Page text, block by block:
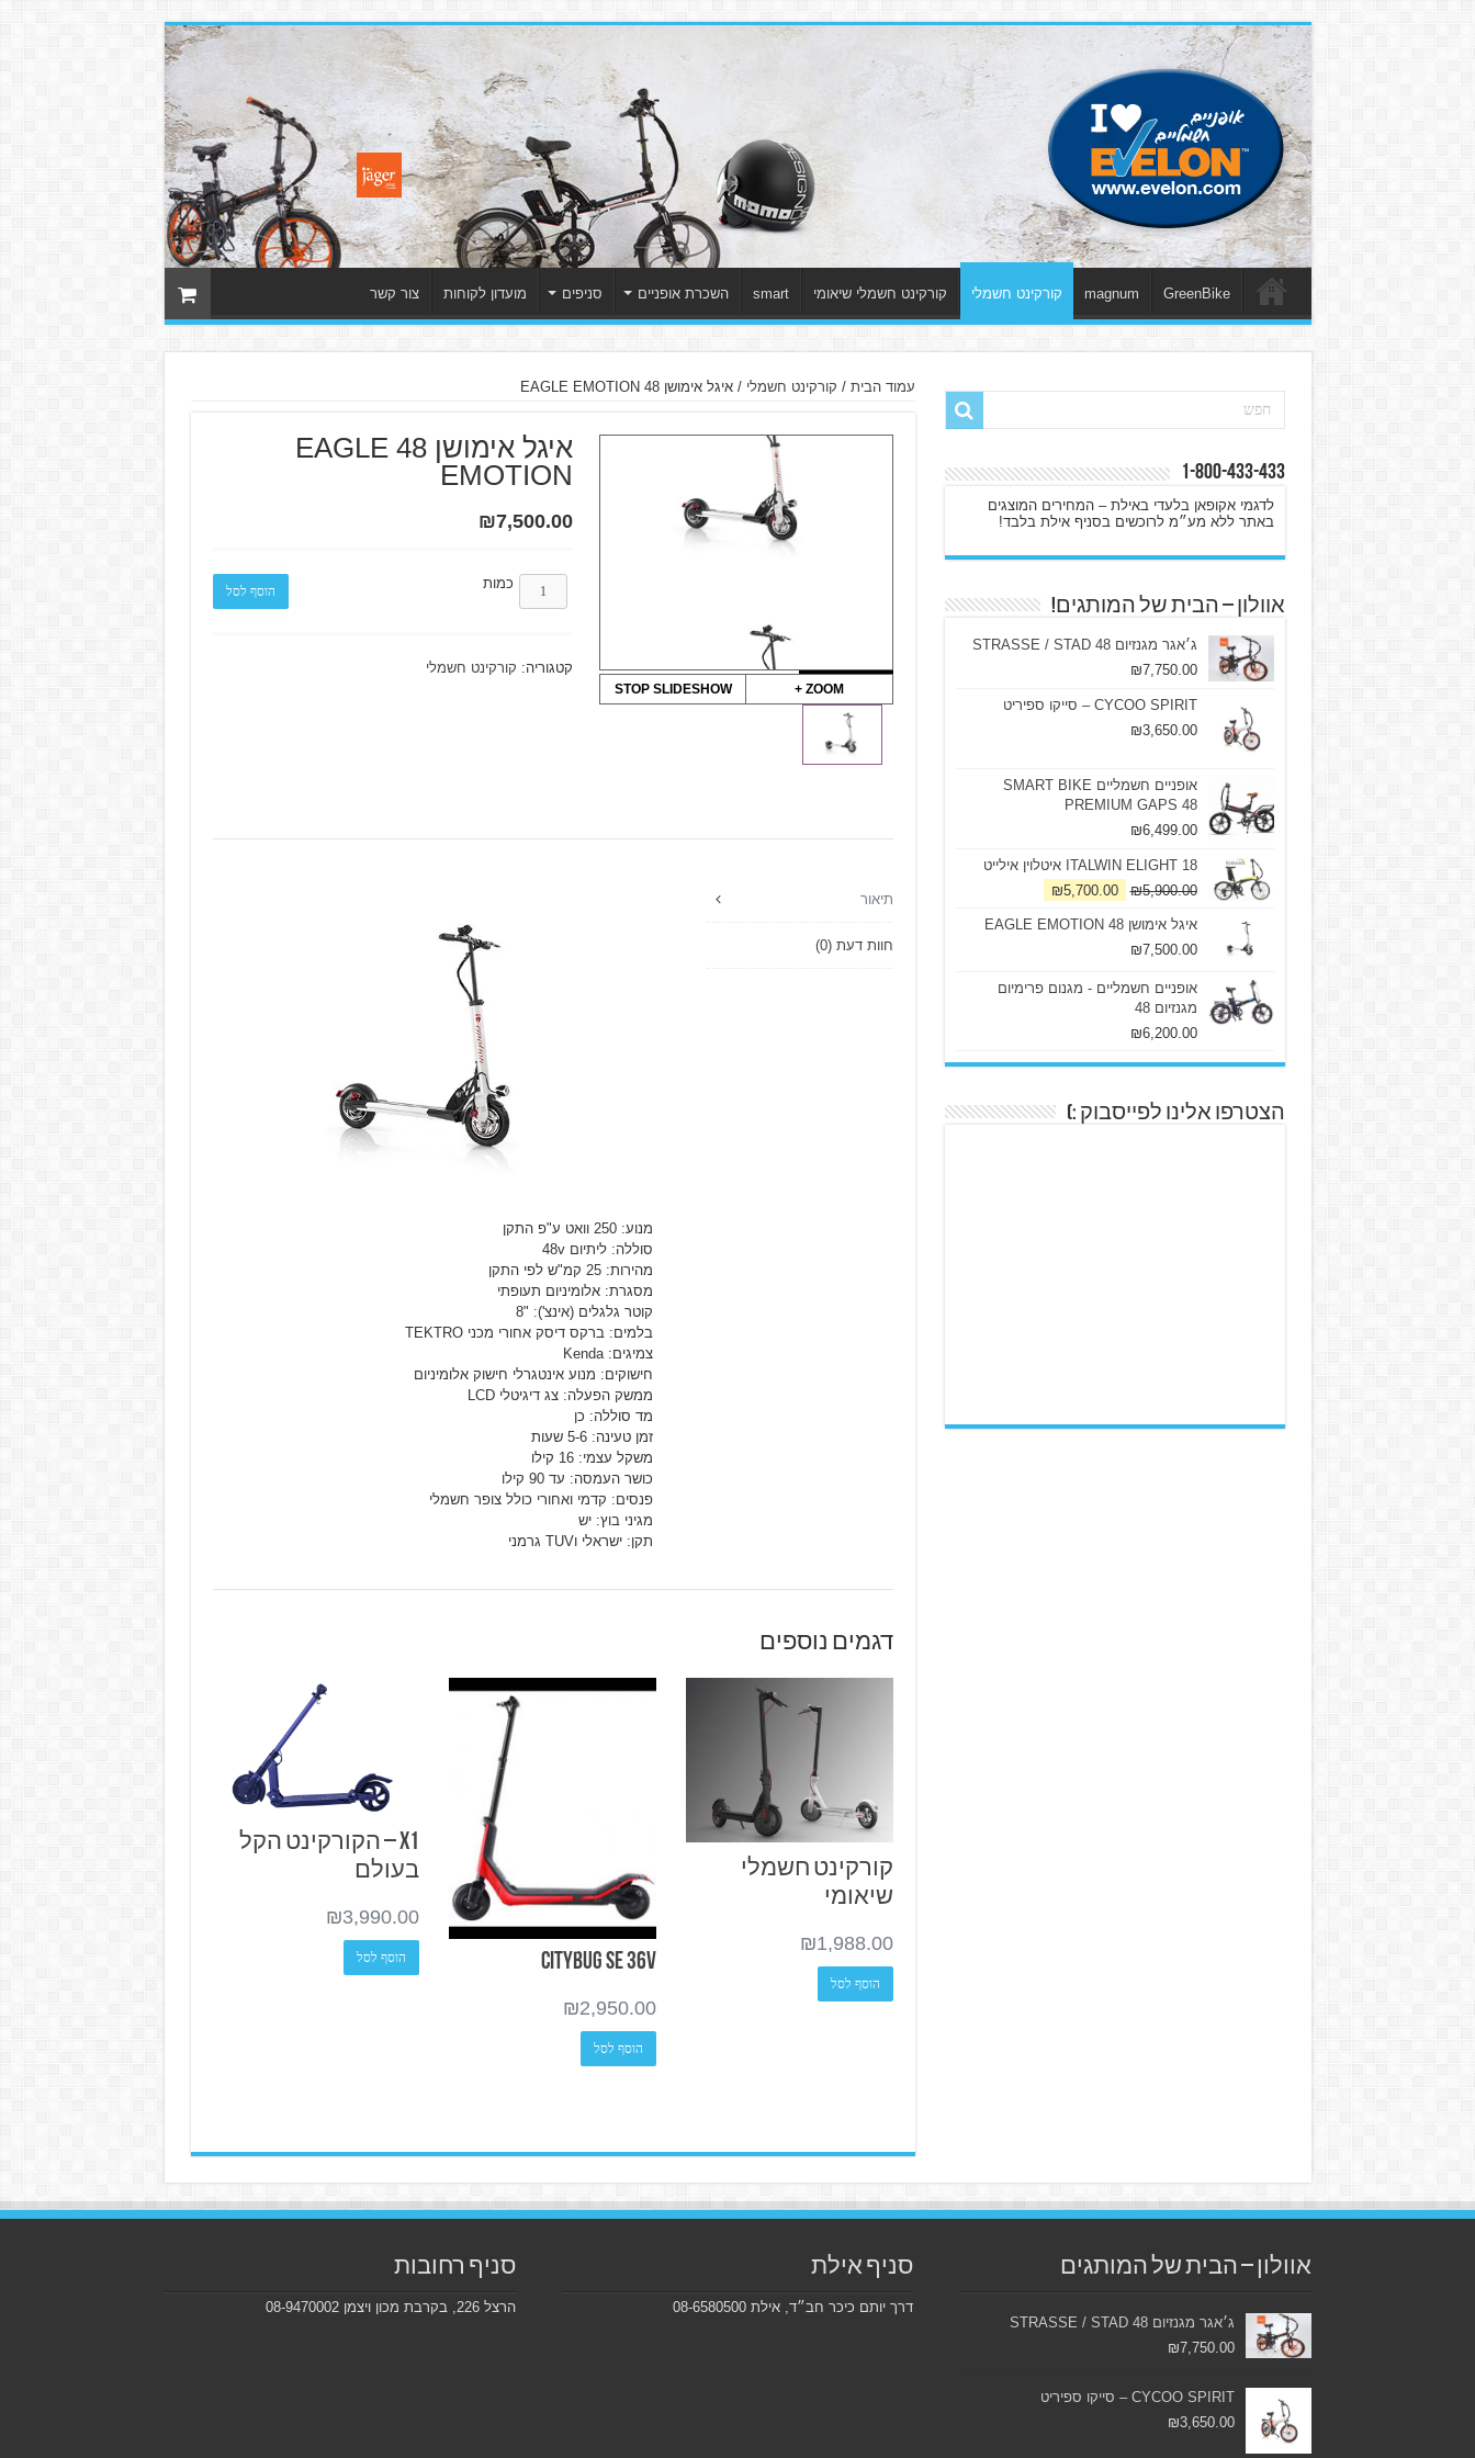
GreenBike
magnum קורקינט חשמלי קורקינט חשמלי שיאומי smart השכרת אופניים סניפים מועדון לקוחות צור קשר
עמוד הבית / קורקינט חשמלי / איגל אימושן 48 EAGLE EMOTION
ZOOM +
STOP SLIDESHOW
איגל אימושן 48 EAGLE
EMOTION
₪7,500.00
כמות הוסף לסל
קטגוריה: קורקינט חשמלי
תיאור
חוות דעת (0)
מנוע: 250 וואט ע"פ התקן
סוללה: ליתיום 48v
מהירות: 25 קמ"ש לפי התקן
מסגרת: אלומיניום תעופתי
קוטר גלגלים (אינצ'): "8
בלמים: ברקס דיסק אחורי מכני TEKTRO
צמיגים: Kenda
חישוקים: מנוע אינטגרלי חישוק אלומיניום
ממשק הפעלה: צג דיגיטלי LCD
מד סוללה: כן
זמן טעינה: 5-6 שעות
משקל עצמי: 16 קילו
כושר העמסה: עד 90 קילו
פנסים: קדמי ואחורי כולל צופר חשמלי
מגיני בוץ: יש
תקן: ישראלי וTUV גרמני
דגמים נוספים
קורקינט חשמלי
שיאומי
₪1,988.00
הוסף לסל
CITYBUG SE 36V
₪2,950.00
הוסף לסל
X1 – הקורקינט הקל
בעולם
₪3,990.00
הוסף לסל
1-800-433-433
לדגמי אקופאן בלעדי באילת – המחירים המוצגים
באתר ללא מע״מ לרוכשים בסניף אילת בלבד!
אוולון – הבית של המותגים!
ג׳אגר מגנזיום 48 STRASSE / STAD
₪7,750.00
CYCOO SPIRIT – סייקו ספיריט
₪3,650.00
אופניים חשמליים SMART BIKE
PREMIUM GAPS 48
₪6,499.00
ITALWIN ELIGHT 18 איטלוין אילייט
₪5,900.00
₪5,700.00
איגל אימושן 48 EAGLE EMOTION
₪7,500.00
אופניים חשמליים - מגנום פרימיום
מגנזיום 48
₪6,200.00
הצטרפו אלינו לפייסבוק :)
אוולון – הבית של המותגים
ג׳אגר מגנזיום 48 STRASSE / STAD
₪7,750.00
CYCOO SPIRIT – סייקו ספיריט
₪3,650.00
סניף אילת
דרך יותם כיכר חב״ד, אילת 08-6580500
סניף רחובות
הרצל 226, בקרבת מכון ויצמן 08-9470002